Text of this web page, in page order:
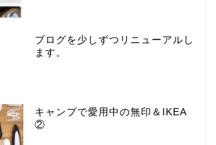
ブログを少しずつリニューアルし
ます。
キャンプで愛用中の無印＆IKEA
②